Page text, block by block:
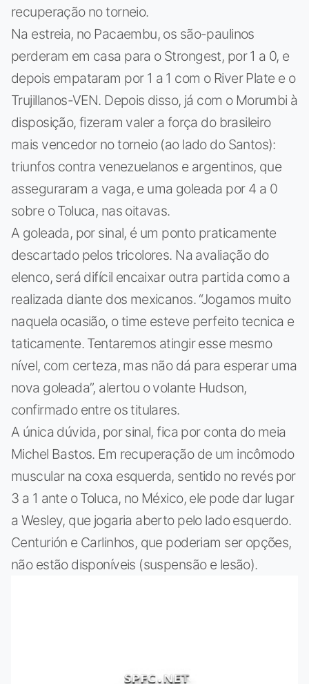
recuperação no torneio.
Na estreia, no Pacaembu, os são-paulinos
perderam em casa para o Strongest, por 1 a 0, e
depois empataram por 1 a 1 com o River Plate e o
Trujillanos-VEN. Depois disso, já com o Morumbi à
disposição, fizeram valer a força do brasileiro
mais vencedor no torneio (ao lado do Santos):
triunfos contra venezuelanos e argentinos, que
asseguraram a vaga, e uma goleada por 4 a 0
sobre o Toluca, nas oitavas.
A goleada, por sinal, é um ponto praticamente
descartado pelos tricolores. Na avaliação do
elenco, será difícil encaixar outra partida como a
realizada diante dos mexicanos. “Jogamos muito
naquela ocasião, o time esteve perfeito tecnica e
taticamente. Tentaremos atingir esse mesmo
nível, com certeza, mas não dá para esperar uma
nova goleada”, alertou o volante Hudson,
confirmado entre os titulares.
A única dúvida, por sinal, fica por conta do meia
Michel Bastos. Em recuperação de um incômodo
muscular na coxa esquerda, sentido no revés por
3 a 1 ante o Toluca, no México, ele pode dar lugar
a Wesley, que jogaria aberto pelo lado esquerdo.
Centurión e Carlinhos, que poderiam ser opções,
não estão disponíveis (suspensão e lesão).